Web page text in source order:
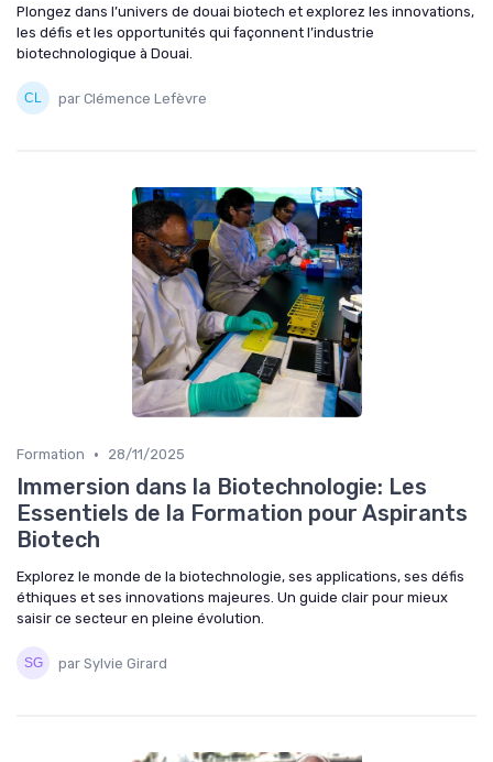
Plongez dans l’univers de douai biotech et explorez les innovations,
les défis et les opportunités qui façonnent l’industrie
biotechnologique à Douai.
par Clémence Lefèvre
Formation • 28/11/2025
Immersion dans la Biotechnologie: Les
Essentiels de la Formation pour Aspirants
Biotech
Explorez le monde de la biotechnologie, ses applications, ses défis
éthiques et ses innovations majeures. Un guide clair pour mieux
saisir ce secteur en pleine évolution.
par Sylvie Girard